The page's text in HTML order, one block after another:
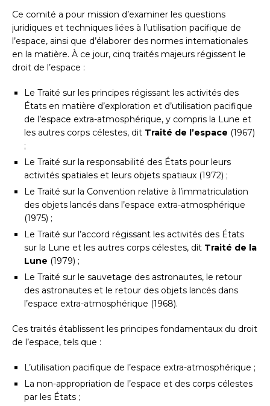
Ce comité a pour mission d’examiner les questions
juridiques et techniques liées à l’utilisation pacifique de
l’espace, ainsi que d’élaborer des normes internationales
en la matière. À ce jour, cinq traités majeurs régissent le
droit de l’espace :
Le Traité sur les principes régissant les activités des
États en matière d’exploration et d’utilisation pacifique
de l’espace extra-atmosphérique, y compris la Lune et
les autres corps célestes, dit Traité de l’espace (1967)
;
Le Traité sur la responsabilité des États pour leurs
activités spatiales et leurs objets spatiaux (1972) ;
Le Traité sur la Convention relative à l’immatriculation
des objets lancés dans l’espace extra-atmosphérique
(1975) ;
Le Traité sur l’accord régissant les activités des États
sur la Lune et les autres corps célestes, dit Traité de la
Lune (1979) ;
Le Traité sur le sauvetage des astronautes, le retour
des astronautes et le retour des objets lancés dans
l’espace extra-atmosphérique (1968).
Ces traités établissent les principes fondamentaux du droit
de l’espace, tels que :
L’utilisation pacifique de l’espace extra-atmosphérique ;
La non-appropriation de l’espace et des corps célestes
par les États ;